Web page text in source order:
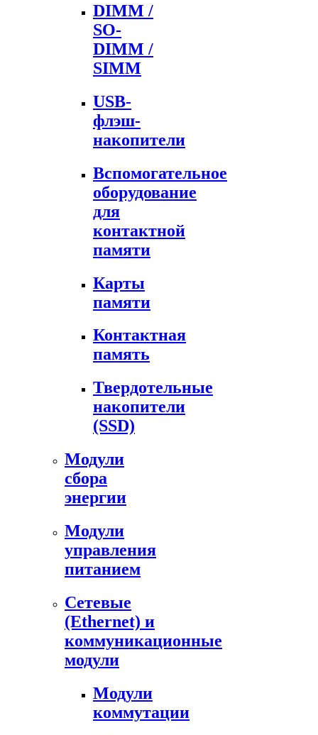
DIMM /
SO-
DIMM /
SIMM
USB-
флэш-
накопители
Вспомогательное
оборудование
для
контактной
памяти
Карты
памяти
Контактная
память
Твердотельные
накопители
(SSD)
Модули
сбора
энергии
Модули
управления
питанием
Сетевые
(Ethernet) и
коммуникационные
модули
Модули
коммутации